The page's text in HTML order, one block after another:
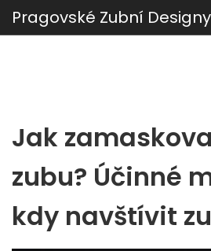
Pragovské Zubní Designy
Jak
zubu? Účinné
kdy navštívit